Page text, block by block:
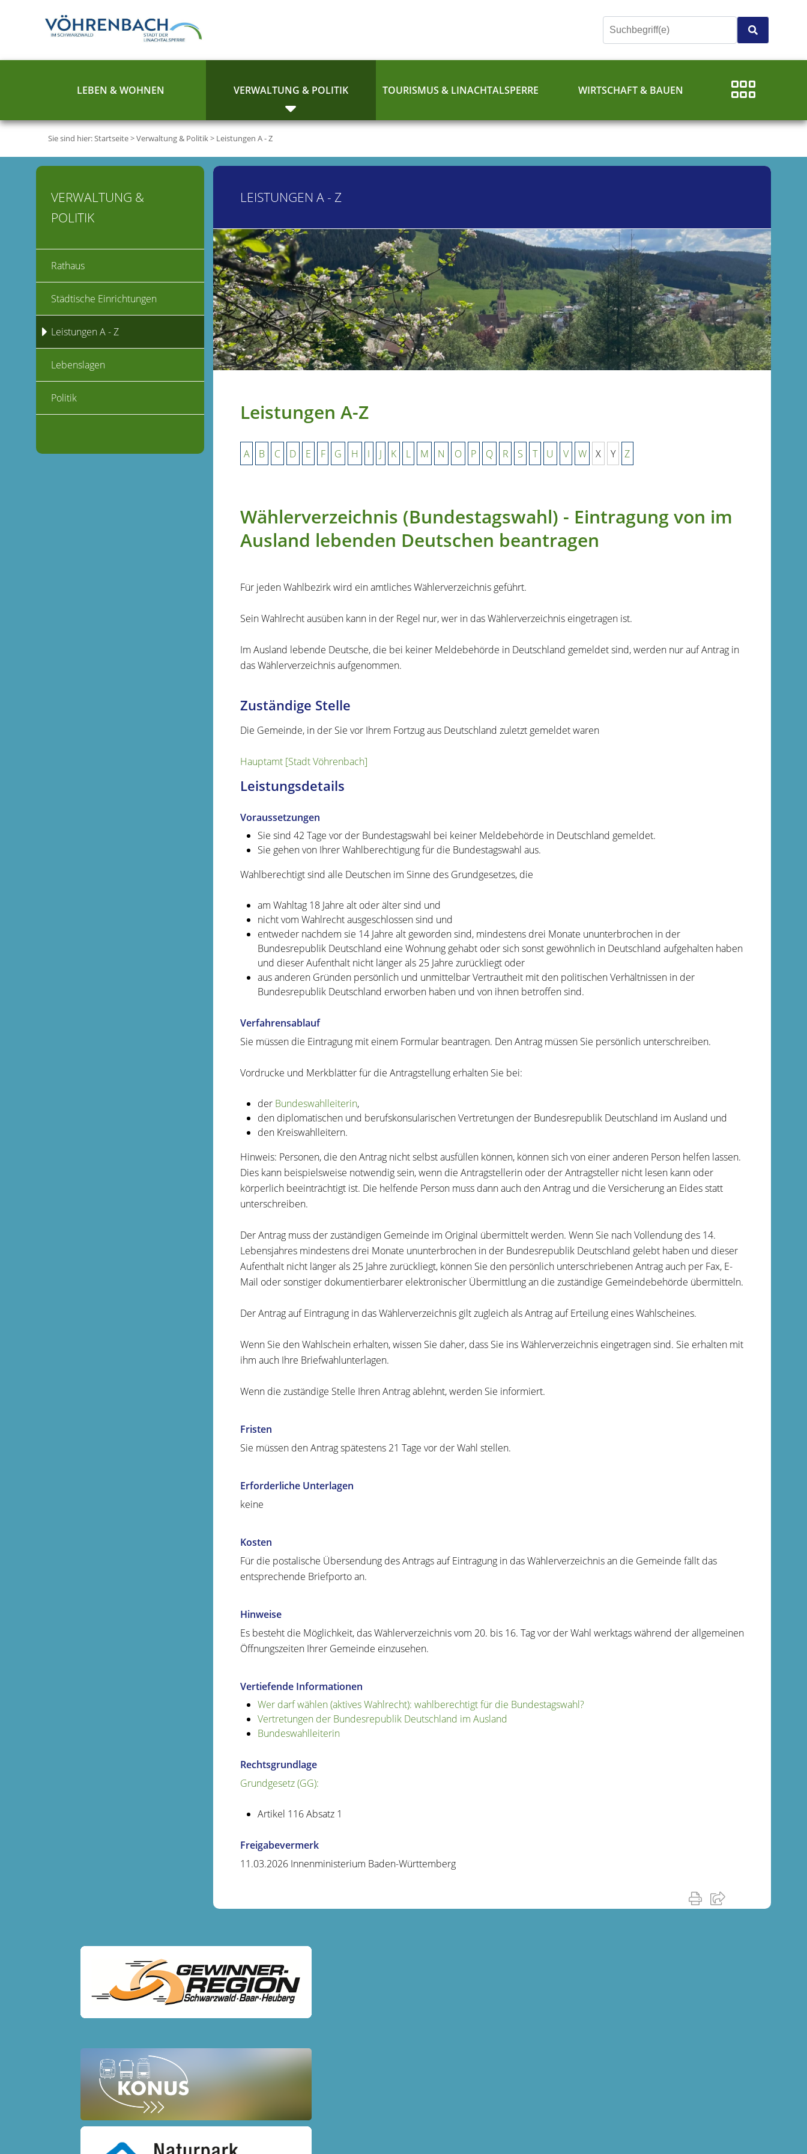
LEBEN & WOHNEN VERWALTUNG & POLITIK TOURISMUS & LINACHTALSPERRE WIRTSCHAFT & BAUEN
Sie sind hier:Startseite>Verwaltung & Politik> Leistungen A - Z
LEISTUNGEN A - Z
Leistungen A-Z
A B C D E F G H I J K L M N O P Q R S T U V W X Y Z
Wählerverzeichnis (Bundestagswahl) - Eintragung von im
Ausland lebenden Deutschen beantragen
Für jeden Wahlbezirk wird ein amtliches Wählerverzeichnis geführt.
Sein Wahlrecht ausüben kann in der Regel nur, wer in das Wählerverzeichnis eingetragen ist.
Im Ausland lebende Deutsche, die bei keiner Meldebehörde in Deutschland gemeldet sind, werden nur auf Antrag in
das Wählerverzeichnis aufgenommen.
Zuständige Stelle
Die Gemeinde, in der Sie vor Ihrem Fortzug aus Deutschland zuletzt gemeldet waren
Hauptamt [Stadt Vöhrenbach]
Leistungsdetails
Voraussetzungen
Sie sind 42 Tage vor der Bundestagswahl bei keiner Meldebehörde in Deutschland gemeldet.
Sie gehen von Ihrer Wahlberechtigung für die Bundestagswahl aus.
Wahlberechtigt sind alle Deutschen im Sinne des Grundgesetzes, die
am Wahltag 18 Jahre alt oder älter sind und
nicht vom Wahlrecht ausgeschlossen sind und
entweder nachdem sie 14 Jahre alt geworden sind, mindestens drei Monate ununterbrochen in der
Bundesrepublik Deutschland eine Wohnung gehabt oder sich sonst gewöhnlich in Deutschland aufgehalten haben
und dieser Aufenthalt nicht länger als 25 Jahre zurückliegt oder
aus anderen Gründen persönlich und unmittelbar Vertrautheit mit den politischen Verhältnissen in der
Bundesrepublik Deutschland erworben haben und von ihnen betroffen sind.
Verfahrensablauf
Sie müssen die Eintragung mit einem Formular beantragen. Den Antrag müssen Sie persönlich unterschreiben.
Vordrucke und Merkblätter für die Antragstellung erhalten Sie bei:
der Bundeswahlleiterin,
den diplomatischen und berufskonsularischen Vertretungen der Bundesrepublik Deutschland im Ausland und
den Kreiswahlleitern.
Hinweis: Personen, die den Antrag nicht selbst ausfüllen können, können sich von einer anderen Person helfen lassen.
Dies kann beispielsweise notwendig sein, wenn die Antragstellerin oder der Antragsteller nicht lesen kann oder
körperlich beeinträchtigt ist. Die helfende Person muss dann auch den Antrag und die Versicherung an Eides statt
unterschreiben.
Der Antrag muss der zuständigen Gemeinde im Original übermittelt werden. Wenn Sie nach Vollendung des 14.
Lebensjahres mindestens drei Monate ununterbrochen in der Bundesrepublik Deutschland gelebt haben und dieser
Aufenthalt nicht länger als 25 Jahre zurückliegt, können Sie den persönlich unterschriebenen Antrag auch per Fax, E-
Mail oder sonstiger dokumentierbarer elektronischer Übermittlung an die zuständige Gemeindebehörde übermitteln.
Der Antrag auf Eintragung in das Wählerverzeichnis gilt zugleich als Antrag auf Erteilung eines Wahlscheines.
Wenn Sie den Wahlschein erhalten, wissen Sie daher, dass Sie ins Wählerverzeichnis eingetragen sind. Sie erhalten mit
ihm auch Ihre Briefwahlunterlagen.
Wenn die zuständige Stelle Ihren Antrag ablehnt, werden Sie informiert.
Fristen
Sie müssen den Antrag spätestens 21 Tage vor der Wahl stellen.
Erforderliche Unterlagen
keine
Kosten
Für die postalische Übersendung des Antrags auf Eintragung in das Wählerverzeichnis an die Gemeinde fällt das
entsprechende Briefporto an.
Hinweise
Es besteht die Möglichkeit, das Wählerverzeichnis vom 20. bis 16. Tag vor der Wahl werktags während der allgemeinen
Öffnungszeiten Ihrer Gemeinde einzusehen.
Vertiefende Informationen
Wer darf wählen (aktives Wahlrecht): wahlberechtigt für die Bundestagswahl?
Vertretungen der Bundesrepublik Deutschland im Ausland
Bundeswahlleiterin
Rechtsgrundlage
Grundgesetz (GG):
Artikel 116 Absatz 1
Freigabevermerk
11.03.2026 Innenministerium Baden-Württemberg
VERWALTUNG &
POLITIK
Rathaus
Städtische Einrichtungen
Leistungen A - Z
Lebenslagen
Politik